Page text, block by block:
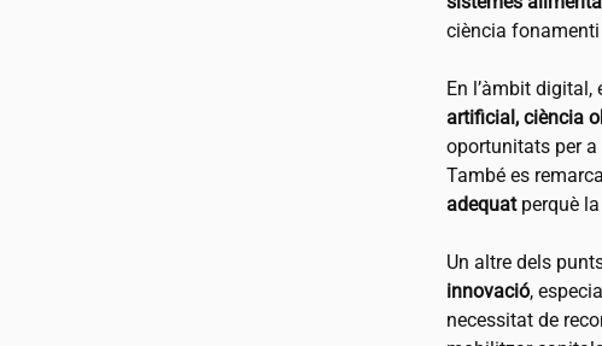
ciència
En l’àmbit
artificial, ciència
oportunitats per a
També es
adequatperquè la
Un altre dels
innovació,
necessitat de